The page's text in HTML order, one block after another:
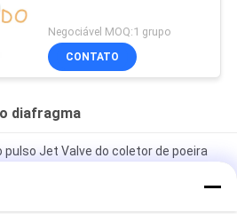
Negociável MOQ:1 grupo
CONTATO
diafragma
pulso Jet Valve do coletor de poeira
Valve de BFEC 3/4" DMF-Z-20 DMF-